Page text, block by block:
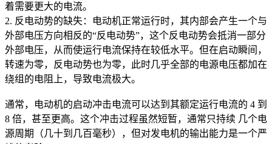
着需要更大的电流。
2. 反电动势的缺失：电动机正常运行时，其内部会产生一个与
外部电压方向相反的“反电动势”，这个反电动势会抵消一部分
外部电压，从而使运行电流保持在较低水平。但在启动瞬间，
转速为零，反电动势也为零，此时几乎全部的电源电压都加在
绕组的电阻上，导致电流极大。
通常，电动机的启动冲击电流可以达到其额定运行电流的 4 到
8 倍，甚至更高。这个冲击过程虽然短暂，通常只持续 几个电
源周期（几十到几百毫秒），但对发电机的输出能力是一个严